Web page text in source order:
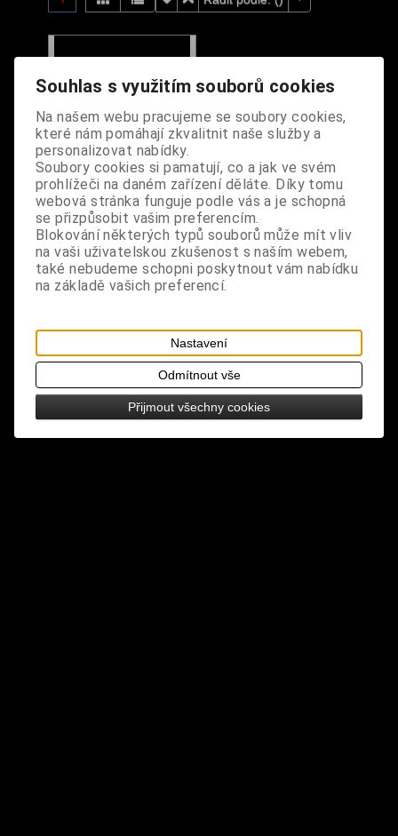
Ramínka na
podprsenku modré s
korálky
Dodání dny:skladem
Cena:
Koupit
1
Souhlas s využitím souborů cookies
Na našem webu pracujeme se soubory cookies,
které nám pomáhají zkvalitnit naše služby a
personalizovat nabídky.
Soubory cookies si pamatují, co a jak ve svém
prohlížeči na daném zařízení děláte. Díky tomu
webová stránka funguje podle vás a je schopná
se přizpůsobit vašim preferencím.
Blokování některých typů souborů může mít vliv
na vaši uživatelskou zkušenost s naším webem,
také nebudeme schopni poskytnout vám nabídku
na základě vašich preferencí.
Nastavení
Odmítnout vše
Přijmout všechny cookies